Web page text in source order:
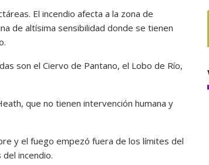
El incendio afecta a la zona de
de altísima sensibilidad donde se tienen
son el Ciervo de Pantano, el Lobo de Río,
que no tienen intervención humana y
y el fuego empezó fuera de los límites del
incendio.